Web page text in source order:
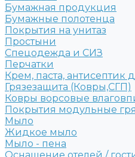
Бумажная продукция
Бумажные полотенца
Покрытия на унитаз
Простыни
Спецодежда и СИЗ
Перчатки
Крем, паста, антисептик
Грязезащита (Ковры,СГП)
Ковры ворсовые
Покрытия модульные
Мыло
Жидкое мыло
Мыло - пена